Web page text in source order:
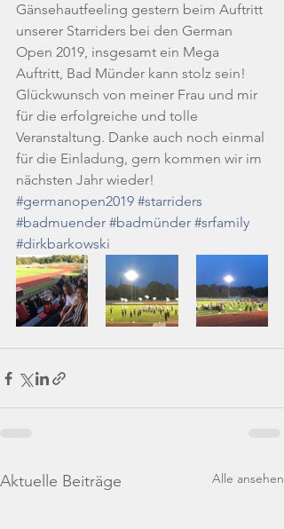
Gänsehautfeeling gestern beim Auftritt
unserer Starriders bei den German
Open 2019, insgesamt ein Mega
Auftritt, Bad Münder kann stolz sein!
Glückwunsch von meiner Frau und mir
für die erfolgreiche und tolle
Veranstaltung. Danke auch noch einmal
für die Einladung, gern kommen wir im
nächsten Jahr wieder!
#germanopen2019 #starriders
#badmuender #badmünder #srfamily
#dirkbarkowski
Aktuelle Beiträge Alle ansehen